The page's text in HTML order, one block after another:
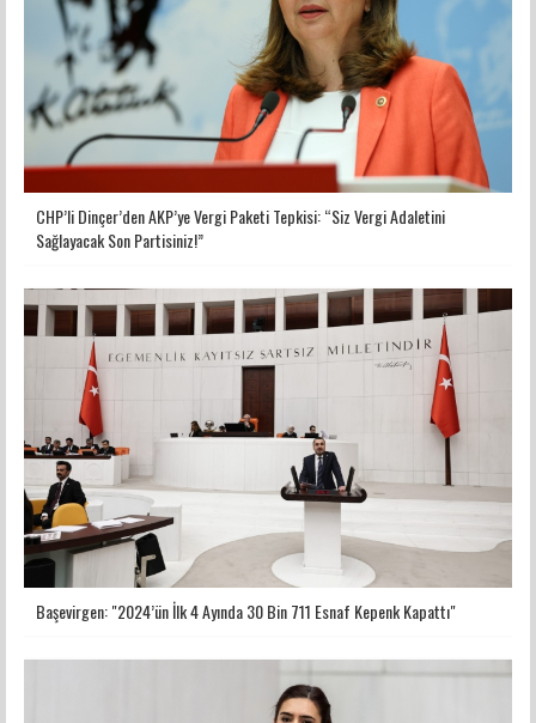
CHP’li Dinçer’den AKP’ye Vergi Paketi Tepkisi: “Siz Vergi Adaletini
Sağlayacak Son Partisiniz!”
Başevirgen: "2024’ün İlk 4 Ayında 30 Bin 711 Esnaf Kepenk Kapattı"